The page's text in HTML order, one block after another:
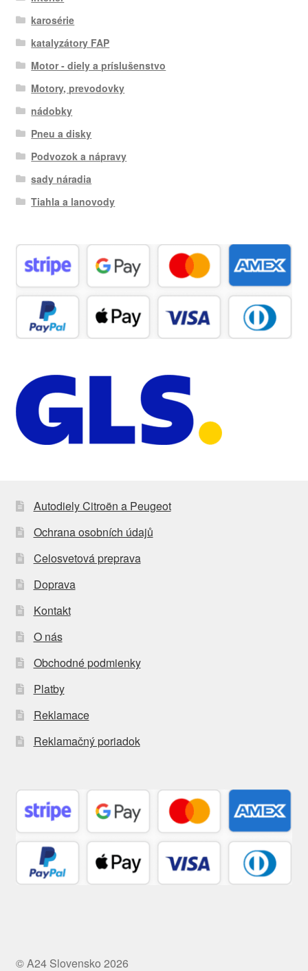
karosérie
katalyzátory FAP
Motor - diely a príslušenstvo
Motory, prevodovky
nádobky
Pneu a disky
Podvozok a nápravy
sady náradia
Tiahla a lanovody
Autodiely Citroën a Peugeot
Ochrana osobních údajů
Celosvetová preprava
Doprava
Kontakt
O nás
Obchodné podmienky
Platby
Reklamace
Reklamačný poriadok
© A24 Slovensko 2026